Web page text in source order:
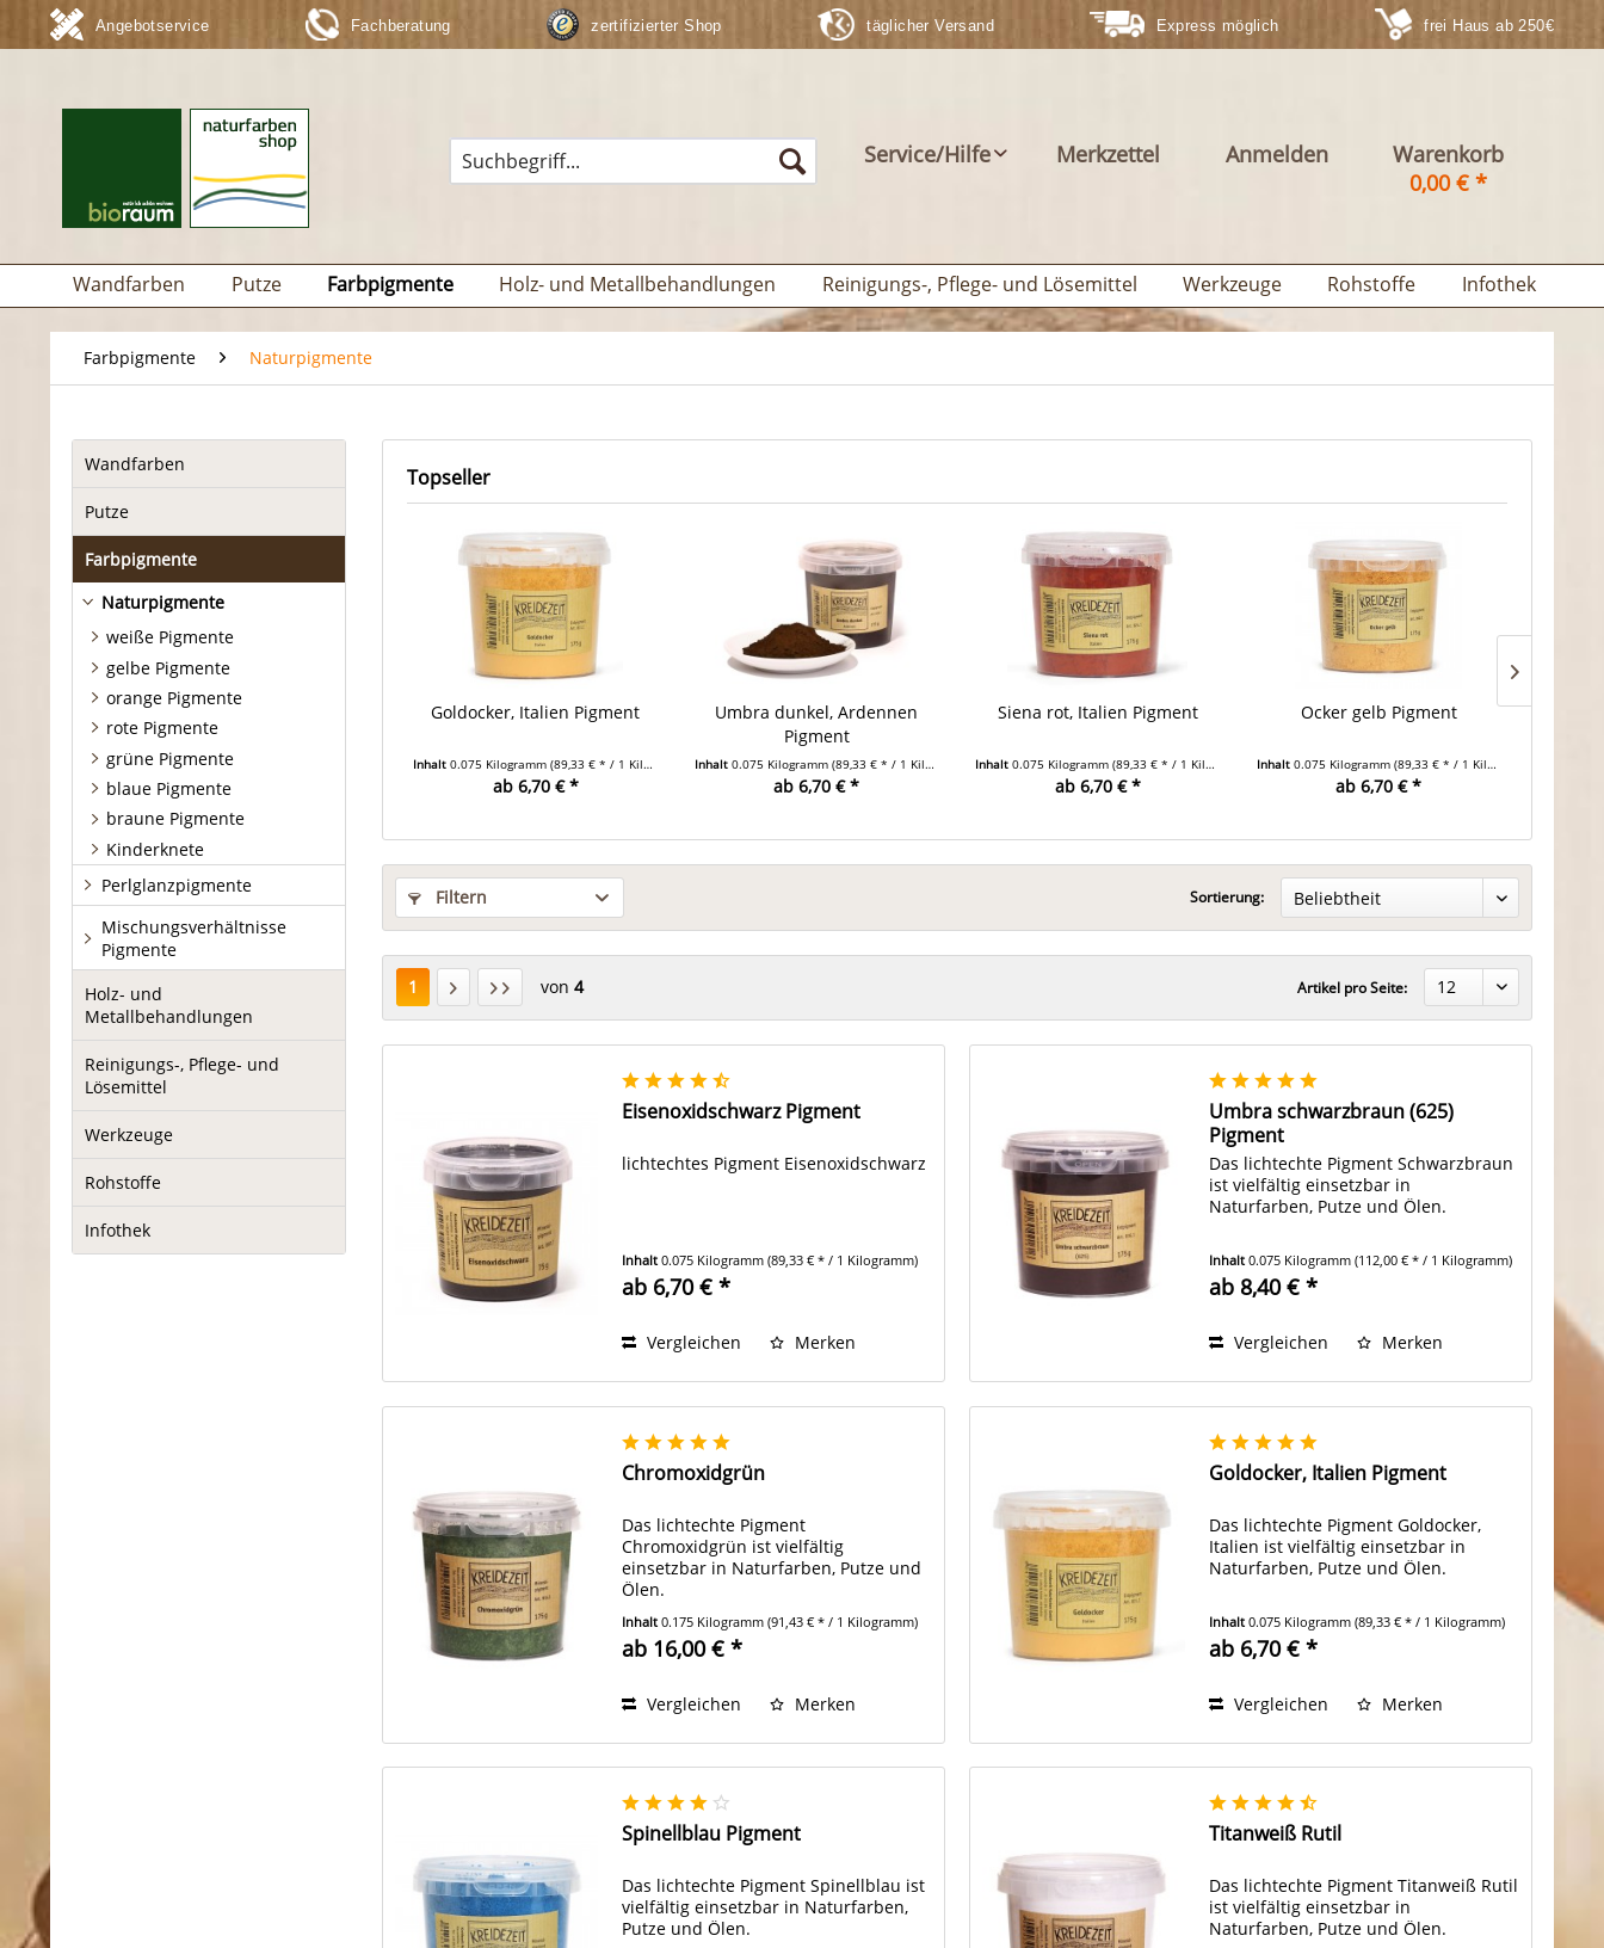
Angebotservice Fachberatung zertifizierter Shop täglicher Versand Express möglich frei Haus ab 250€
Service/Hilfe Merkzettel Anmelden
Warenkorb
0,00 € *
Wandfarben Putze Farbpigmente Holz- und Metallbehandlungen Reinigungs-, Pflege- und Lösemittel Werkzeuge Rohstoffe Infothek
Farbpigmente Naturpigmente
Wandfarben
Putze
Farbpigmente
Naturpigmente
weiße Pigmente
gelbe Pigmente
orange Pigmente
rote Pigmente
grüne Pigmente
blaue Pigmente
braune Pigmente
Kinderknete
Perlglanzpigmente
Mischungsverhältnisse
Pigmente
Holz- und
Metallbehandlungen
Reinigungs-, Pflege- und
Lösemittel
Werkzeuge
Rohstoffe
Infothek
Topseller
Goldocker, Italien Pigment
Inhalt 0.075 Kilogramm (89,33 € * / 1 Kilogramm)
ab 6,70 € *
Umbra dunkel, Ardennen
Pigment
Inhalt 0.075 Kilogramm (89,33 € * / 1 Kilogramm)
ab 6,70 € *
Siena rot, Italien Pigment
Inhalt 0.075 Kilogramm (89,33 € * / 1 Kilogramm)
ab 6,70 € *
Ocker gelb Pigment
Inhalt 0.075 Kilogramm (89,33 € * / 1 Kilogramm)
ab 6,70 € *
Filtern Sortierung:
1 von 4 Artikel pro Seite:
Eisenoxidschwarz Pigment
lichtechtes Pigment Eisenoxidschwarz
Inhalt0.075 Kilogramm(89,33 € * / 1 Kilogramm)
ab 6,70 € *
Vergleichen Merken
Umbra schwarzbraun (625)
Pigment
Das lichtechte Pigment Schwarzbraun
ist vielfältig einsetzbar in
Naturfarben, Putze und Ölen.
Inhalt0.075 Kilogramm(112,00 € * / 1 Kilogramm)
ab 8,40 € *
Vergleichen Merken
Chromoxidgrün
Das lichtechte Pigment
Chromoxidgrün ist vielfältig
einsetzbar in Naturfarben, Putze und
Ölen.
Inhalt0.175 Kilogramm(91,43 € * / 1 Kilogramm)
ab 16,00 € *
Vergleichen Merken
Goldocker, Italien Pigment
Das lichtechte Pigment Goldocker,
Italien ist vielfältig einsetzbar in
Naturfarben, Putze und Ölen.
Inhalt0.075 Kilogramm(89,33 € * / 1 Kilogramm)
ab 6,70 € *
Vergleichen Merken
Spinellblau Pigment
Das lichtechte Pigment Spinellblau ist
vielfältig einsetzbar in Naturfarben,
Putze und Ölen.
Titanweiß Rutil
Das lichtechte Pigment Titanweiß Rutil
ist vielfältig einsetzbar in
Naturfarben, Putze und Ölen.